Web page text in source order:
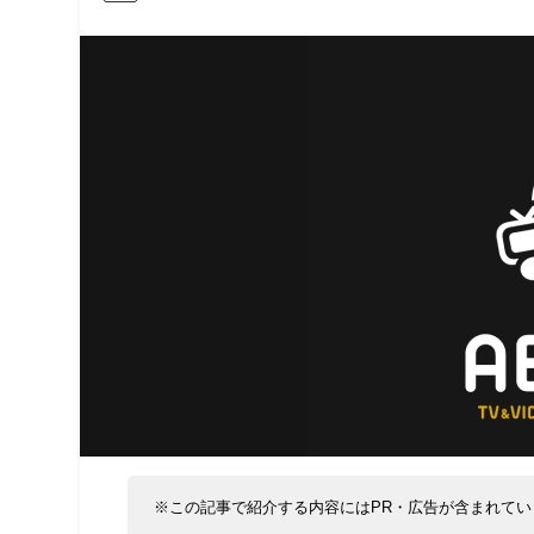
※この記事で紹介する内容にはPR・広告が含まれてい